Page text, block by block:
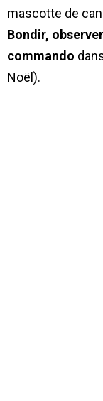
mascotte de
Bondir,
commando
Noël).